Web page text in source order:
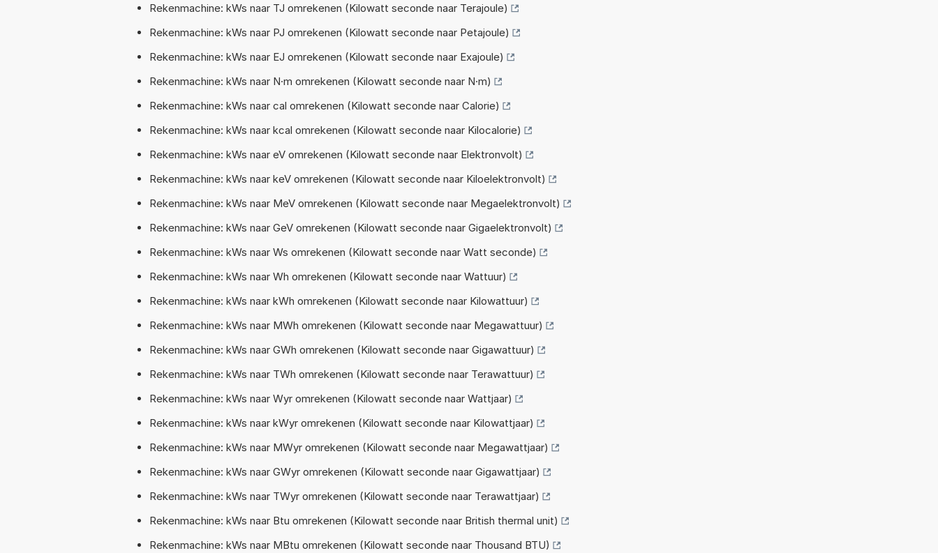
Rekenmachine: kWs naar TJ omrekenen (Kilowatt seconde naar Terajoule)
Rekenmachine: kWs naar PJ omrekenen (Kilowatt seconde naar Petajoule)
Rekenmachine: kWs naar EJ omrekenen (Kilowatt seconde naar Exajoule)
Rekenmachine: kWs naar N·m omrekenen (Kilowatt seconde naar N·m)
Rekenmachine: kWs naar cal omrekenen (Kilowatt seconde naar Calorie)
Rekenmachine: kWs naar kcal omrekenen (Kilowatt seconde naar Kilocalorie)
Rekenmachine: kWs naar eV omrekenen (Kilowatt seconde naar Elektronvolt)
Rekenmachine: kWs naar keV omrekenen (Kilowatt seconde naar Kiloelektronvolt)
Rekenmachine: kWs naar MeV omrekenen (Kilowatt seconde naar Megaelektronvolt)
Rekenmachine: kWs naar GeV omrekenen (Kilowatt seconde naar Gigaelektronvolt)
Rekenmachine: kWs naar Ws omrekenen (Kilowatt seconde naar Watt seconde)
Rekenmachine: kWs naar Wh omrekenen (Kilowatt seconde naar Wattuur)
Rekenmachine: kWs naar kWh omrekenen (Kilowatt seconde naar Kilowattuur)
Rekenmachine: kWs naar MWh omrekenen (Kilowatt seconde naar Megawattuur)
Rekenmachine: kWs naar GWh omrekenen (Kilowatt seconde naar Gigawattuur)
Rekenmachine: kWs naar TWh omrekenen (Kilowatt seconde naar Terawattuur)
Rekenmachine: kWs naar Wyr omrekenen (Kilowatt seconde naar Wattjaar)
Rekenmachine: kWs naar kWyr omrekenen (Kilowatt seconde naar Kilowattjaar)
Rekenmachine: kWs naar MWyr omrekenen (Kilowatt seconde naar Megawattjaar)
Rekenmachine: kWs naar GWyr omrekenen (Kilowatt seconde naar Gigawattjaar)
Rekenmachine: kWs naar TWyr omrekenen (Kilowatt seconde naar Terawattjaar)
Rekenmachine: kWs naar Btu omrekenen (Kilowatt seconde naar British thermal unit)
Rekenmachine: kWs naar MBtu omrekenen (Kilowatt seconde naar Thousand BTU)